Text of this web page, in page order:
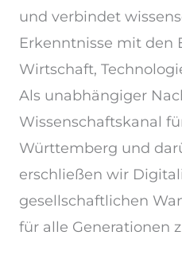
und verbindet
Erkenntnisse mit den
Wirtschaft,
Als unabhängiger
Wissenschaftskanal
Württemberg und
erschließen wir
gesellschaftlichen
für alle Generationen